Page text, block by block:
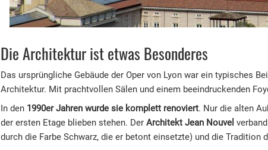
Die Architektur ist etwas Besonderes
Das ursprüngliche Gebäude der Oper von Lyon war ein typisches
Architektur. Mit prachtvollen Sälen und einem beeindruckenden
In den 1990er Jahren wurde sie komplett renoviert. Nur die alten
der ersten Etage blieben stehen. Der Architekt Jean Nouvel
durch die Farbe Schwarz, die er betont einsetzte) und die Tradition